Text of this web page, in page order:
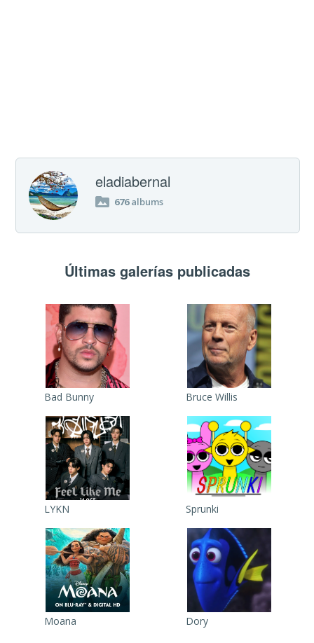
eladiabernal
676albums
Últimas galerías publicadas
Bad Bunny Bruce Willis
LYKN Sprunki
Moana Dory